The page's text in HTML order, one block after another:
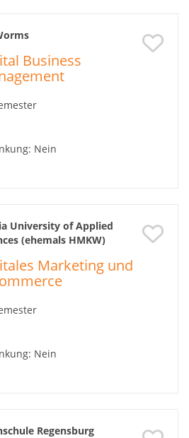
Business
Nein
University of Applied
(ehemals HMKW)
Marketing und
Nein
Regensburg